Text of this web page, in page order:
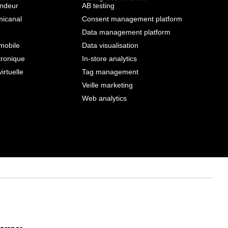
AB testing
Consent management platform
Data management platform
Data visualisation
In-store analytics
Tag management
Veille marketing
Web analytics